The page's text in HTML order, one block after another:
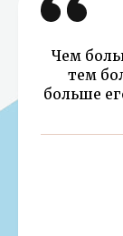
Чем
тем
больше